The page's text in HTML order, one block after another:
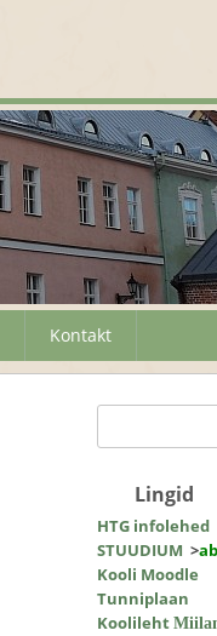
Kontakt
Lingid
HTG infolehed
STUUDIUM >
Kooli Moodle
Tunniplaan
Koolileht